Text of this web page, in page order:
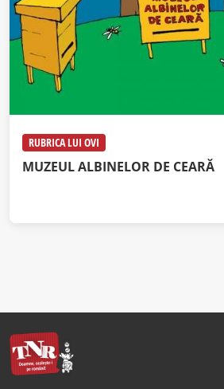
RUBRICA LUI OVI
MUZEUL ALBINELOR DE CEARĂ